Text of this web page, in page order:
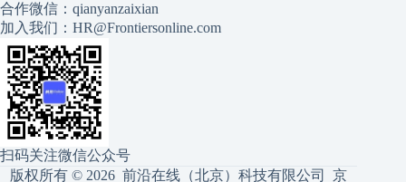
合作微信：qianyanzaixian
加入我们：HR@Frontiersonline.com
扫码关注微信公众号
版权所有 © 2026 前沿在线（北京）科技有限公司京